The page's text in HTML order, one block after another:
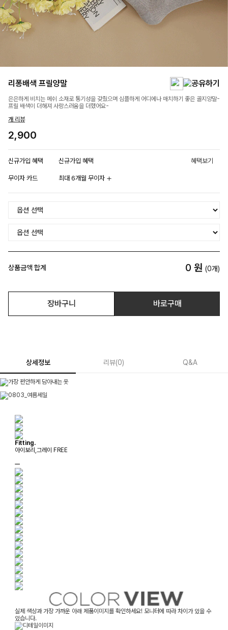
리퐁배색 프릴양말
은은하게 비치는 메쉬 소재로 통기성을 갖췄으며 심플하게 어디에나 매치하기 좋은 골지양말-
프릴 배색이 더해져 사랑스러움을 더했어요-
개 리뷰
2,900
신규가입 혜택 신규가입 혜택 혜택보기
무이자 카드 최대 6개월 무이자
상품금액 합계 0 원 (0개)
장바구니 바로구매
상세정보 리뷰(0) Q&A
Fitting.
아이보리,그레이 FREE
ㅡ
실제 색상과 가장 가까운 아래 제품이미지를 확인하세요! 모니터에 따라 차이가 있을 수
있습니다.